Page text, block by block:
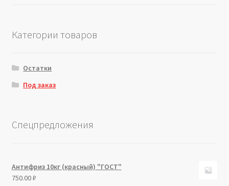
Категории товаров
Остатки
Под заказ
Спецпредложения
Антифриз 10кг (красный) "ГОСТ"
750.00₽